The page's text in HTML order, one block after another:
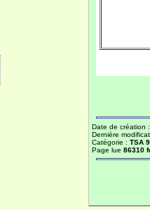
Date de création
Dernière
Catégorie : TSA
Page lue 86310